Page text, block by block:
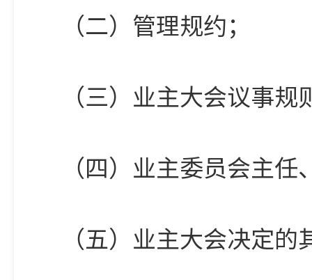
（二）管理规约；
（三）业主大会议事规
（四）业主委员会主
（五）业主大会决定